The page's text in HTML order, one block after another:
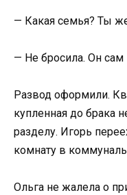
— Какая семья? Ты
— Не бросила. Он
Развод оформили.
купленная до брака
разделу. Игорь
комнату в
Ольга не жалела о